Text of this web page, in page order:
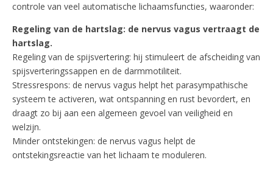
controle van veel automatische lichaamsfuncties, waaronder:
Regeling van de hartslag: de nervus vagus vertraagt de
hartslag.
Regeling van de spijsvertering: hij stimuleert de afscheiding van
spijsverteringssappen en de darmmotiliteit.
Stressrespons: de nervus vagus helpt het parasympathische
systeem te activeren, wat ontspanning en rust bevordert, en
draagt zo bij aan een algemeen gevoel van veiligheid en
welzijn.
Minder ontstekingen: de nervus vagus helpt de
ontstekingsreactie van het lichaam te moduleren.